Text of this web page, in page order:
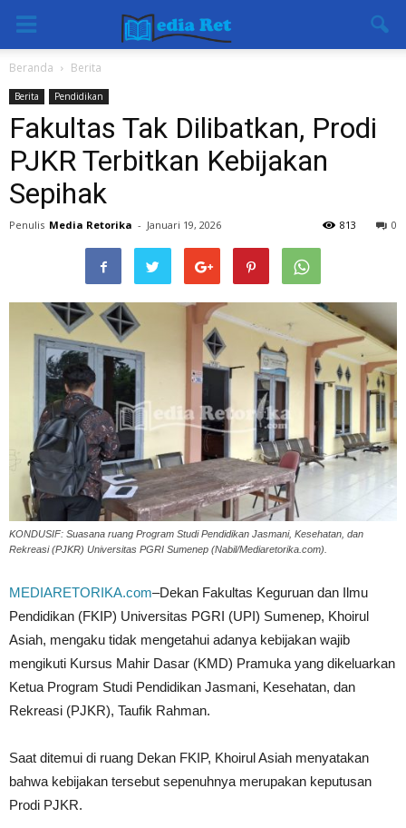
Beranda Berita
Berita Pendidikan
Fakultas Tak Dilibatkan, Prodi
PJKR Terbitkan Kebijakan
Sepihak
Penulis Media Retorika - Januari 19, 2026 0
813
KONDUSIF: Suasana ruang Program Studi Pendidikan Jasmani, Kesehatan, dan
Rekreasi (PJKR) Universitas PGRI Sumenep (Nabil/Mediaretorika.com).
MEDIARETORIKA.com–Dekan Fakultas Keguruan dan Ilmu
Pendidikan (FKIP) Universitas PGRI (UPI) Sumenep, Khoirul
Asiah, mengaku tidak mengetahui adanya kebijakan wajib
mengikuti Kursus Mahir Dasar (KMD) Pramuka yang dikeluarkan
Ketua Program Studi Pendidikan Jasmani, Kesehatan, dan
Rekreasi (PJKR), Taufik Rahman.
Saat ditemui di ruang Dekan FKIP, Khoirul Asiah menyatakan
bahwa kebijakan tersebut sepenuhnya merupakan keputusan
Prodi PJKR.